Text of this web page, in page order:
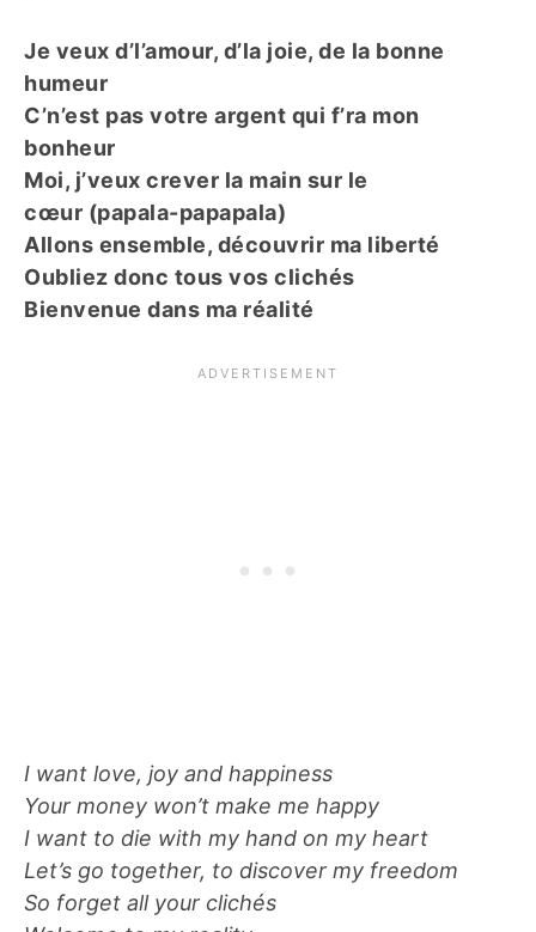
Je veux d’l’amour, d’la joie, de la bonne
humeur
C’n’est pas votre argent qui f’ra mon
bonheur
Moi, j’veux crever la main sur le
cœur (papala-papapala)
Allons ensemble, découvrir ma liberté
Oubliez donc tous vos clichés
Bienvenue dans ma réalité
I want love, joy and happiness
Your money won’t make me happy
I want to die with my hand on my heart
Let’s go together, to discover my freedom
So forget all your clichés